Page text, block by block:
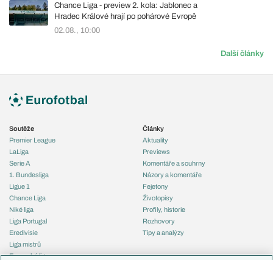
Chance Liga - preview 2. kola: Jablonec a
Hradec Králové hrají po pohárové Evropě
02.08., 10:00
Další články
Soutěže
Premier League
LaLiga
Serie A
1. Bundesliga
Ligue 1
Chance Liga
Niké liga
Liga Portugal
Eredivisie
Liga mistrů
Evropská liga
Články
Aktuality
Previews
Komentáře a souhrny
Názory a komentáře
Fejetony
Životopisy
Profily, historie
Rozhovory
Tipy a analýzy